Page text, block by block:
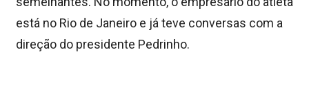
está no Rio de Janeiro e já teve conversas com a
direção do presidente Pedrinho.